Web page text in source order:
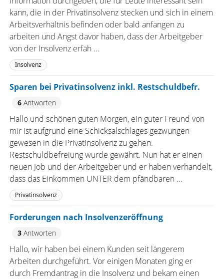
kann, die in der Privatinsolvenz stecken und sich in einem
Arbeitsverhältnis befinden oder bald anfangen zu
arbeiten und Angst davor haben, dass der Arbeitgeber
von der Insolvenz erfäh ...
Insolvenz
Sparen bei Privatinsolvenz inkl. Restschuldbefr.
6Antworten
Hallo und schönen guten Morgen, ein guter Freund von
mir ist aufgrund eine Schicksalschlages gezwungen
gewesen in die Privatinsolvenz zu gehen.
Restschuldbefreiung wurde gewährt. Nun hat er einen
neuen Job und der Arbeitgeber und er haben verhandelt,
dass das Einkommen UNTER dem pfändbaren ...
Privatinsolvenz
Forderungen nach Insolvenzeröffnung
3Antworten
Hallo, wir haben bei einem Kunden seit längerem
Arbeiten durchgeführt. Vor einigen Monaten ging er
durch Fremdantrag in die Insolvenz und bekam einen